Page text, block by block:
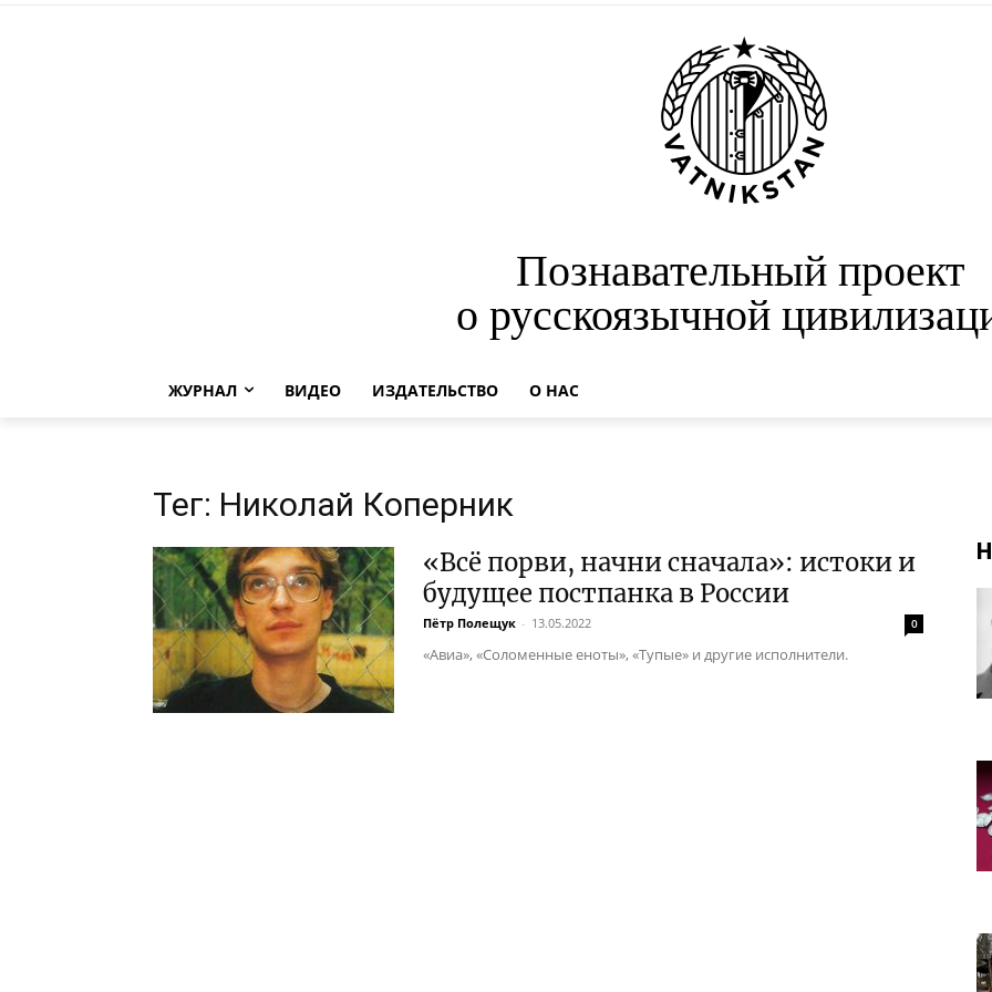
Познавательный проект
о русскоязычной
ЖУРНАЛ ВИДЕО ИЗДАТЕЛЬСТВО О НАС
Тег: Николай Коперник
«Всё порви, начни сначала»: истоки и
будущее постпанка в России
Пётр Полещук - 13.05.2022 0
«Авиа», «Соломенные еноты», «Тупые» и другие исполнители.